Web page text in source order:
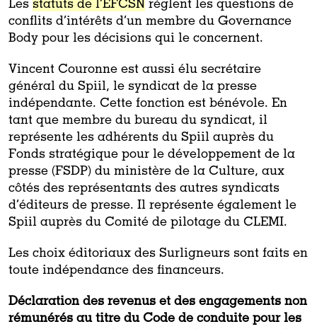
Les statuts de l’EFCSN règlent les questions de
conflits d’intérêts d’un membre du Governance
Body pour les décisions qui le concernent.
Vincent Couronne est aussi élu secrétaire
général du Spiil, le syndicat de la presse
indépendante. Cette fonction est bénévole. En
tant que membre du bureau du syndicat, il
représente les adhérents du Spiil auprès du
Fonds stratégique pour le développement de la
presse (FSDP) du ministère de la Culture, aux
côtés des représentants des autres syndicats
d’éditeurs de presse. Il représente également le
Spiil auprès du Comité de pilotage du CLEMI.
Les choix éditoriaux des Surligneurs sont faits en
toute indépendance des financeurs.
Déclaration des revenus et des engagements non
rémunérés au titre du Code de conduite pour les